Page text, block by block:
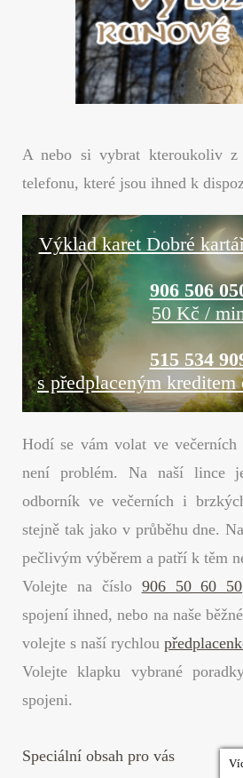
A nebo si vybrat kteroukoliv z
telefonu, které jsou ihned k
Výklad karet Dobré
906 506
50 Kč /
515 534
s předplaceným
Hodí se vám volat ve večerních
není problém. Na naší lince
odborník ve večerních i
stejně tak jako v průběhu dne.
pečlivým výběrem a patří k těm
Volejte na číslo 906 50 60 50
spojení ihned, nebo na naše
volejte s naší rychlou
Volejte klapku vybrané
spojeni.
Speciální obsah pro vás